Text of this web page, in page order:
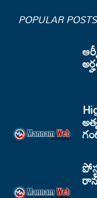
POPULAR POSTS